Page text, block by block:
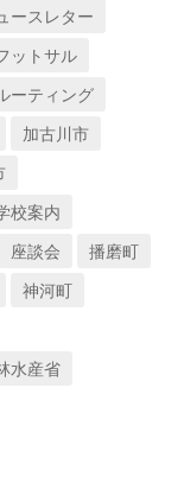
ースレター
ットサル
ーティング
加古川市
校案内
座談会
播磨町
神河町
水産省